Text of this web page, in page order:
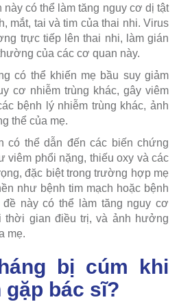
này có thể làm tăng nguy cơ dị tật
mắt, tai và tim của thai nhi. Virus
trực tiếp lên thai nhi, làm gián
của các cơ quan này.
có thể khiến mẹ bầu suy giảm
cơ nhiễm trùng khác, gây viêm
bệnh lý nhiễm trùng khác, ảnh
thể của mẹ.
có thể dẫn đến các biến chứng
viêm phổi nặng, thiếu oxy và các
đặc biệt trong trường hợp mẹ
như bệnh tim mạch hoặc bệnh
này có thể làm tăng nguy cơ
thời gian điều trị, và ảnh hưởng
mẹ.
bị cúm khi
gặp bác sĩ?